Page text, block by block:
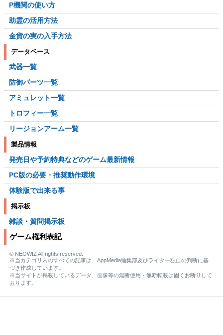
P機関の使い方
助霊の活用方法
金貨の実の入手方法
データベース
武器一覧
防御パーツ一覧
アミュレット一覧
トロフィー一覧
リージョンアーム一覧
製品情報
発売日や予約特典などのゲーム最新情報
PC版の必要・推奨動作環境
体験版で出来る事
掲示板
雑談・質問掲示板
ゲーム権利表記
© NEOWIZ All rights reserved.
※当カテゴリ内のすべての記事は、AppMedia編集部及びライター独自の判断に基
づき作成しています。
※当サイトが掲載しているデータ、画像等の無断使用・無断転載は固くお断りして
おります。